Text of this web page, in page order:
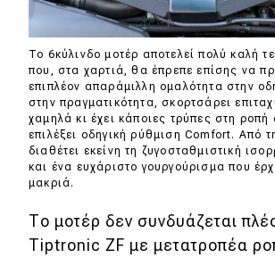
To 6κύλινδο μοτέρ αποτελεί πολύ καλή
που, στα χαρτιά, θα έπρεπε επίσης να
επιπλέον απαράμιλλη ομαλότητα στην
στην πραγματικότητα, σκορτσάρει
χαμηλά κι έχει κάποιες τρύπες στη ροπή
επιλέξει οδηγική ρύθμιση Comfort. Από
διαθέτει εκείνη τη ζυγοσταθμιστική
και ένα ευχάριστο γουργούρισμα που
μακριά.
Το μοτέρ δεν συνδυάζεται
Tiptronic ZF με μετατροπέα